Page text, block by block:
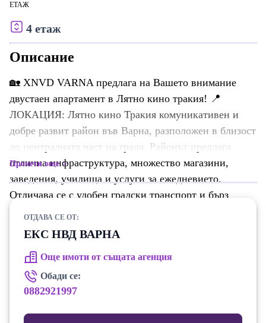
ЕТАЖ
4 етаж
Описание
🏡 XNVD VARNA предлага на Вашето внимание
двустаен апартамент в Лятно кино тракия! 📍
ЛОКАЦИЯ: Лятно кино Тракия комуникативен и
добре развит район във Варна, разположен в близост
до централната част на града. Районът предлага
отлична инфраструктура, множество магазини,
заведения, училища и услуги за ежедневието.
Отличава се с удобен градски транспорт и бърз
градска среда и комфортно ежедневие. 📐
ХАРАКТЕРИСТИКИ: ✔ площ: 60 кв.м. ✔ етаж: 4 от
5 ✔ разпределение: коридор,кухненски
бокс+всекидневна, спалня, тераса, баня+тоалетна.
Прочети още
ОТДАВА СЕ ОТ:
ЕКС НВД ВАРНА
Още имоти от същата агенция
Обади се:
0882921997